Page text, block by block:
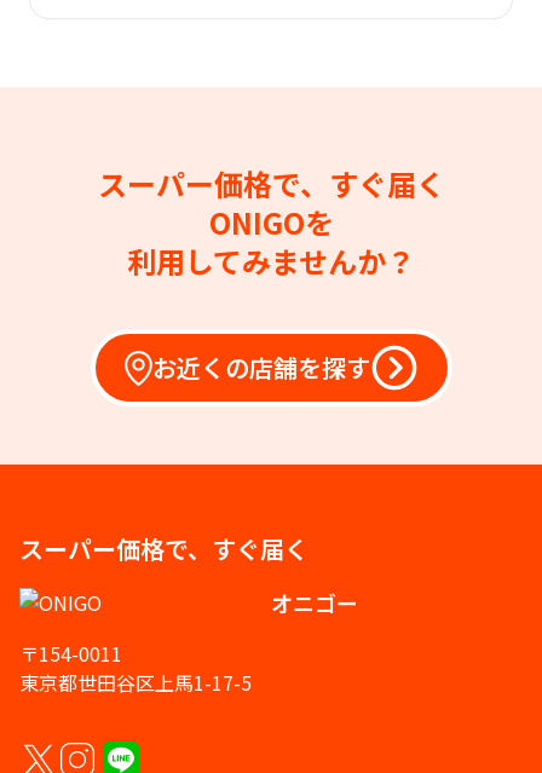
スーパー価格で、すぐ届く
ONIGOを
利用してみませんか？
お近くの店舗を探す
スーパー価格で、すぐ届く
オニゴー
〒154-0011
東京都世田谷区上馬1-17-5